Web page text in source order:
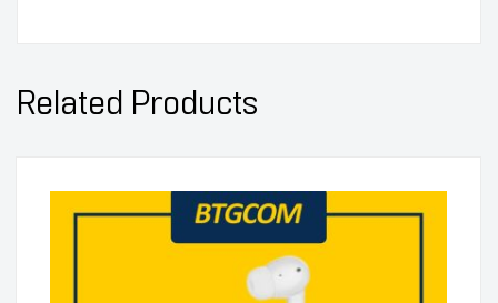
Related Products